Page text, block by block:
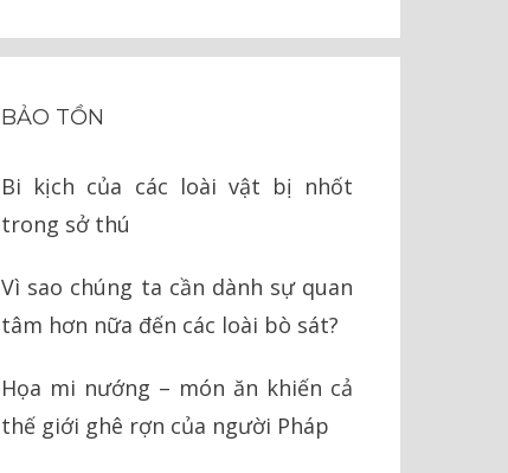
BẢO TỒN
Bi kịch của các loài vật bị nhốt
trong sở thú
Vì sao chúng ta cần dành sự quan
tâm hơn nữa đến các loài bò sát?
Họa mi nướng – món ăn khiến cả
thế giới ghê rợn của người Pháp